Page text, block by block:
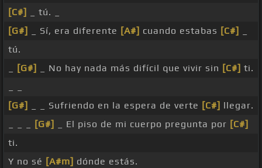
[C#]
_ tú. _
[G#]
_ Sí, era diferente [A#] cuando estabas [C#]
tú.
[G#] _ No hay nada más difícil que vivir sin [C#] ti.
[G#]
_ _ Sufriendo en la espera de verte [C#] llegar.
[G#] _ El piso de mi cuerpo pregunta por [C#]
ti.
Y no sé [A#m] dónde estás.